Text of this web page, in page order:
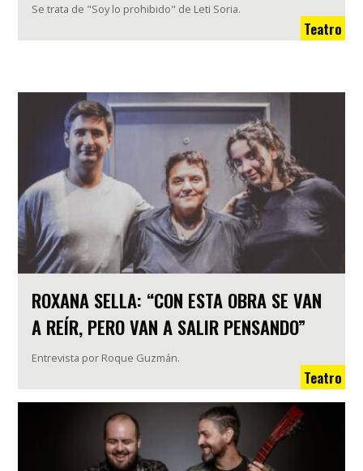
Se trata de "Soy lo prohibido" de Leti Soria.
Teatro
ROXANA SELLA: “CON ESTA OBRA SE VAN
A REÍR, PERO VAN A SALIR PENSANDO”
Entrevista por Roque Guzmán.
Teatro